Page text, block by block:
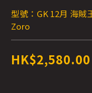
型號：GK 12月 海賊
Zoro
HK$2,580.00